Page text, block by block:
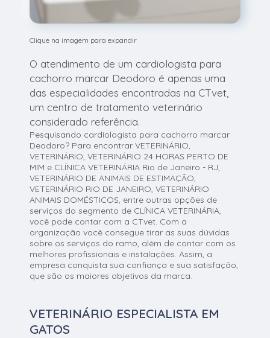
Clique na imagem para expandir
O atendimento de um cardiologista para
cachorro marcar Deodoro é apenas uma
das especialidades encontradas na CTvet,
um centro de tratamento veterinário
considerado referência.
Pesquisando cardiologista para cachorro marcar
Deodoro? Para encontrar VETERINÁRIO,
VETERINÁRIO, VETERINÁRIO 24 HORAS PERTO DE
MIM e CLÍNICA VETERINÁRIA Rio de Janeiro - RJ,
VETERINÁRIO DE ANIMAIS DE ESTIMAÇÃO,
VETERINÁRIO RIO DE JANEIRO, VETERINÁRIO
ANIMAIS DOMÉSTICOS, entre outras opções de
serviços do segmento de CLÍNICA VETERINÁRIA,
você pode contar com a CTvet. Com a
organização você consegue tirar as suas dúvidas
sobre os serviços do ramo, além de contar com os
melhores profissionais e instalações. Assim, a
empresa conquista sua confiança e sua satisfação,
que são os maiores objetivos da marca.
VETERINÁRIO ESPECIALISTA EM
GATOS